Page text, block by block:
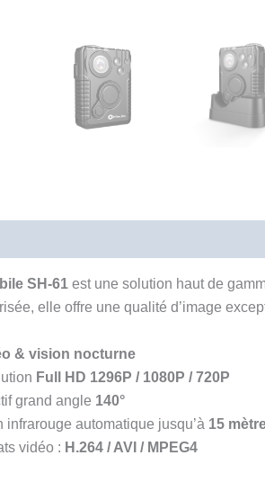
SH‑61 est une solution haut de
elle offre une qualité d’image
& vision nocturne
Full HD 1296P / 1080P / 720P
grand angle 140°
infrarouge automatique jusqu’à 15
vidéo : H.264 / AVI / MPEG4